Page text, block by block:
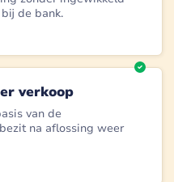
de bank.
verkoop
van de
na aflossing weer